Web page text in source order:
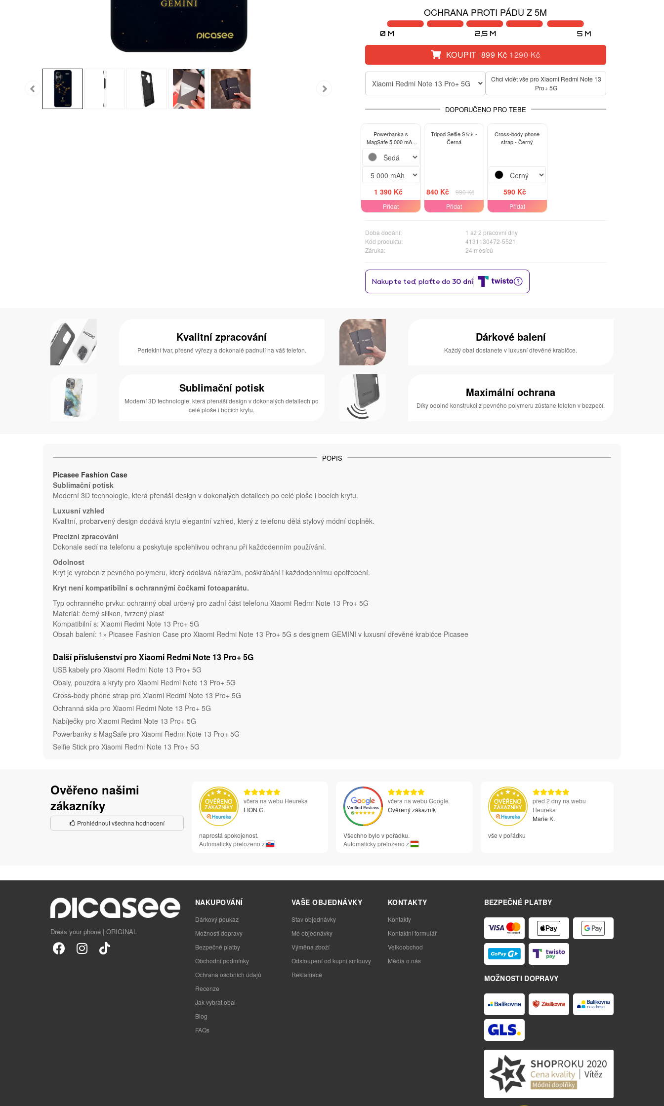
OCHRANA PROTI PÁDU Z 5M
KOUPIT | 899 Kč1290 Kč
Xiaomi Redmi Note 13 Pro+ 5G
Chci vidět vše pro Xiaomi Redmi Note 13
Pro+ 5G
DOPORUČENO PRO TEBE
Powerbanka s
MagSafe 5 000 mAh
1 390 Kč
Přidat
-15%
Tripod Selfie Stick -
Černá
840 Kč
990 Kč
Přidat
Cross-body phone
strap - Černý
590 Kč
Přidat
Doba dodání:
1 až 2 pracovní dny
Kód produktu:
4131130472-5521
Záruka:
24 měsíců
Kvalitní zpracování
Perfektní tvar, přesné výřezy a dokonalé padnutí na váš telefon.
Dárkové balení
Každý obal dostanete v luxusní dřevěné krabičce.
Sublimační potisk
Moderní 3D technologie, která přenáší design v dokonalých detailech po
celé ploše i bocích krytu.
Maximální ochrana
Díky odolné konstrukci z pevného polymeru zůstane telefon v bezpečí.
POPIS
Picasee Fashion Case
Sublimační potisk
Moderní 3D technologie, která přenáší design v dokonalých detailech po celé ploše i bocích krytu.
Luxusní vzhled
Kvalitní, probarvený design dodává krytu elegantní vzhled, který z telefonu dělá stylový módní doplněk.
Precizní zpracování
Dokonale sedí na telefonu a poskytuje spolehlivou ochranu při každodenním používání.
Odolnost
Kryt je vyroben z pevného polymeru, který odolává nárazům, poškrábání i každodennímu opotřebení.
Kryt není kompatibilní s ochrannými čočkami fotoaparátu.
Typ ochranného prvku: ochranný obal určený pro zadní část telefonu Xiaomi Redmi Note 13 Pro+ 5G
Materiál: černý silikon, tvrzený plast
Kompatibilní s: Xiaomi Redmi Note 13 Pro+ 5G
Obsah balení: 1× Picasee Fashion Case pro Xiaomi Redmi Note 13 Pro+ 5G s designem GEMINI v luxusní dřevěné krabičce Picasee
Další příslušenství pro Xiaomi Redmi Note 13 Pro+ 5G
USB kabely pro Xiaomi Redmi Note 13 Pro+ 5G
Obaly, pouzdra a kryty pro Xiaomi Redmi Note 13 Pro+ 5G
Cross-body phone strap pro Xiaomi Redmi Note 13 Pro+ 5G
Ochranná skla pro Xiaomi Redmi Note 13 Pro+ 5G
Nabíječky pro Xiaomi Redmi Note 13 Pro+ 5G
Powerbanky s MagSafe pro Xiaomi Redmi Note 13 Pro+ 5G
Selfie Stick pro Xiaomi Redmi Note 13 Pro+ 5G
Ověřeno našimi
zákazníky
Prohlédnout všechna hodnocení
včera na webu Heureka
LION C.
naprostá spokojenost.
Automaticky přeloženo z
včera na webu Google
Ověřený zákazník
Všechno bylo v pořádku.
Automaticky přeloženo z
před 2 dny na webu
Heureka
Marie K.
vše v pořádku
Dress your phone | ORIGINAL
BEZPEČNÉ PLATBY
MOŽNOSTI DOPRAVY
NAKUPOVÁNÍ
Dárkový poukaz
Možnosti dopravy
Bezpečné platby
Obchodní podmínky
Ochrana osobních údajů
Recenze
Jak vybrat obal
Blog
FAQs
VAŠE OBJEDNÁVKY
Stav objednávky
Mé objednávky
Výměna zboží
Odstoupení od kupní smlouvy
Reklamace
KONTAKTY
Kontakty
Kontaktní formulář
Velkoobchod
Média o nás